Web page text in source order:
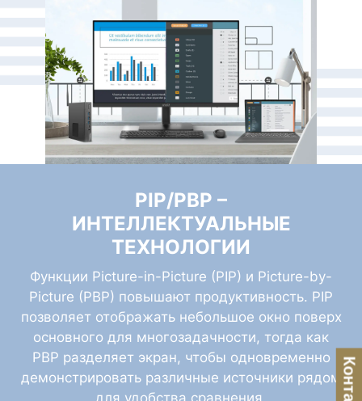
PIP/PBP –
ИНТЕЛЛЕКТУАЛЬНЫЕ
ТЕХНОЛОГИИ
Функции Picture-in-Picture (PIP) и Picture-by-
Picture (PBP) повышают продуктивность. PIP
позволяет отображать небольшое окно поверх
основного для многозадачности, тогда как
PBP разделяет экран, чтобы одновременно
демонстрировать различные источники рядом